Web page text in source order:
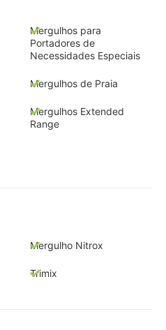
Mergulhos para
Portadores de
Necessidades Especiais
Mergulhos de Praia
Mergulhos Extended
Range
Mergulho Nitrox
Trimix